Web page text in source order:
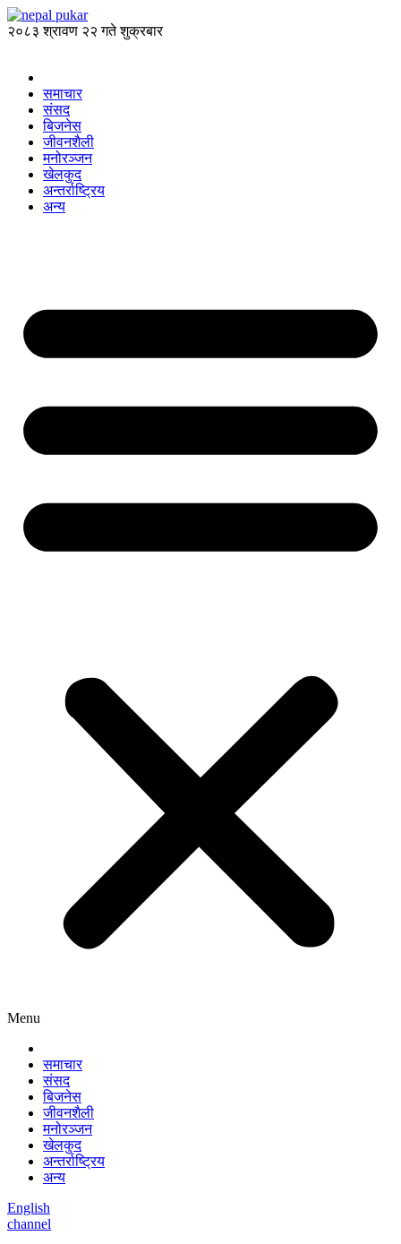
२०८३ श्रावण २२ गते शुक्रबार
समाचार
संसद
बिजनेस
जीवनशैली
मनोरञ्जन
खेलकुद
अन्तर्राष्ट्रिय
अन्य
Menu
समाचार
संसद
बिजनेस
जीवनशैली
मनोरञ्जन
खेलकुद
अन्तर्राष्ट्रिय
अन्य
English
channel